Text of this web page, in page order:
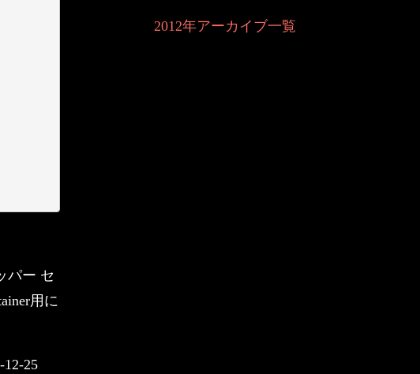
パー セ
用に
12-25
2012年アーカイブ一覧